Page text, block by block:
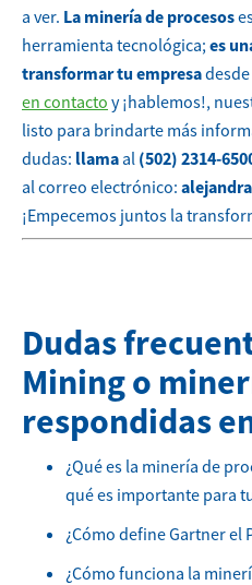
a ver. La minería de procesos
herramienta tecnológica; es
transformar tu empresa
en contacto y ¡hablemos!,
listo para brindarte más
dudas: llama al (502) 2314-
al correo electrónico:
¡Empecemos juntos la
Dudas
Mining o
respondidas
¿Qué es la minería de
qué es importante para
¿Cómo define Gartner el
¿Cómo funciona la